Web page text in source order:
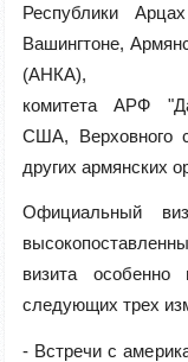
Республики
Вашингтоне,
(АНКА),
комитета АРФ
США, Верховного
других армянских
Официальный
визита
следующих трех
- Встречи с